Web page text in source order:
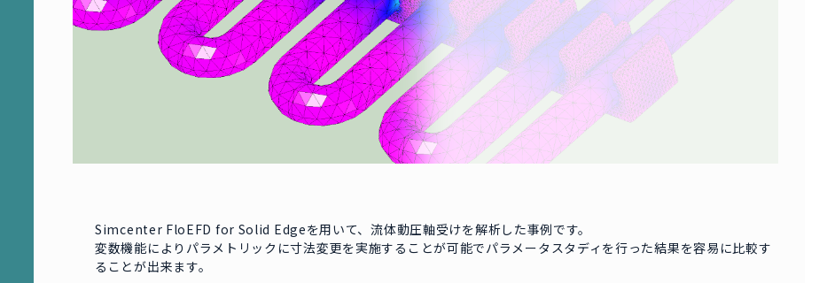
Simcenter FloEFD for Solid Edgeを用いて、流体動圧軸受けを解析した事例です。
変数機能によりパラメトリックに寸法変更を実施することが可能でパラメータスタディを行った結果を容易に比較す
ることが出来ます。